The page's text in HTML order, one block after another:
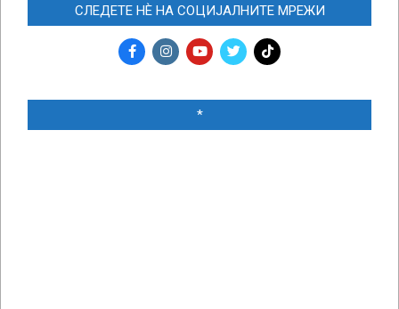
СЛЕДЕТЕ НЀ НА СОЦИЈАЛНИТЕ МРЕЖИ
*